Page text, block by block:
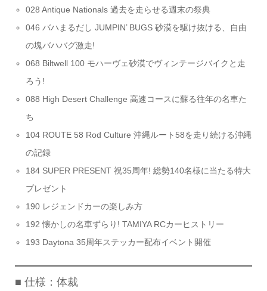
028 Antique Nationals 過去を走らせる週末の祭典
046 バハまるだし JUMPIN’ BUGS 砂漠を駆け抜ける、自由
の塊バハバグ激走!
068 Biltwell 100 モハーヴェ砂漠でヴィンテージバイクと走
ろう!
088 High Desert Challenge 高速コースに蘇る往年の名車た
ち
104 ROUTE 58 Rod Culture 沖縄ルート58を走り続ける沖縄
の記録
184 SUPER PRESENT 祝35周年! 総勢140名様に当たる特大
プレゼント
190 レジェンドカーの楽しみ方
192 懐かしの名車ずらり! TAMIYA RCカーヒストリー
193 Daytona 35周年ステッカー配布イベント開催
■ 仕様：体裁